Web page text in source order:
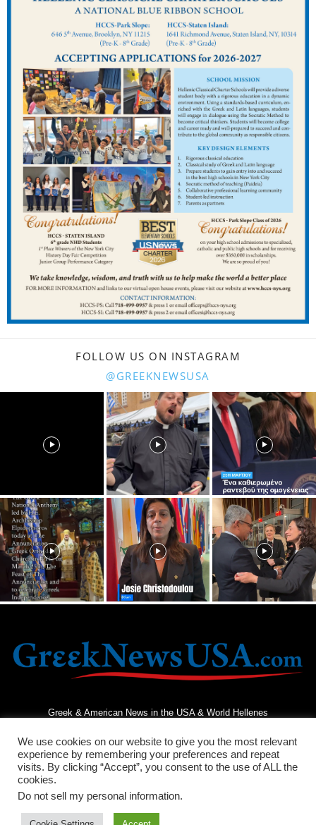
FOLLOW US ON INSTAGRAM
@GREEKNEWSUSA
Greek & American News in the USA & World Hellenes
Terms and Conditions
We use cookies on our website to give you the most relevant
experience by remembering your preferences and repeat
visits. By clicking “Accept”, you consent to the use of ALL the
cookies.
Do not sell my personal information.